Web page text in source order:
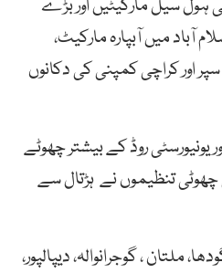
ہول سیل مارکیٹیں اور بڑے
آباد میں آبپارہ مارکیٹ،
اور کراچی کمپنی کی دکانوں
یونیورسٹی روڈ کے بیشتر چھوٹے
چھوٹی تنظیموں نے ہڑتال سے
ملتان ، گوجرانوالہ، دیپالپور،